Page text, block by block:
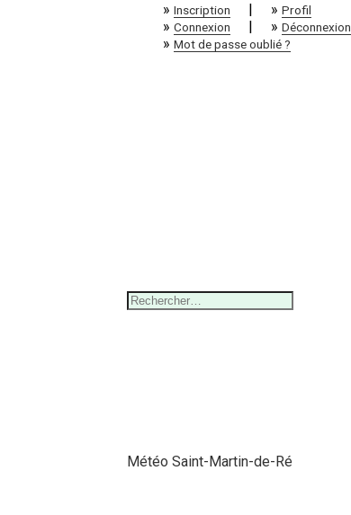
» Inscription » Profil
» Connexion » Déconnexion
» Mot de passe oublié ?
Rechercher :
Météo Saint-Martin-de-Ré